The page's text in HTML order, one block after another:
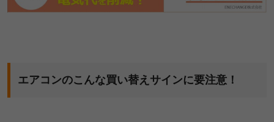
エアコンのこんな買い替えサインに要注意！